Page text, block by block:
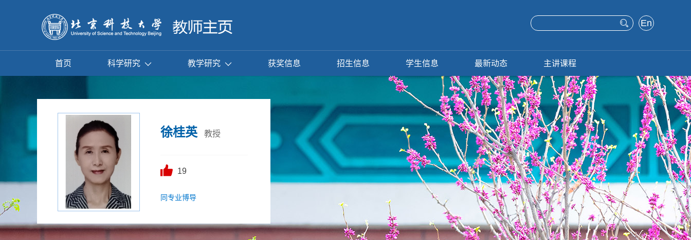
En
h
首页 科学研究 教学研究 获奖信息 招生信息 学生信息 最新动态 主讲课程
徐桂英 教授
19
同专业博导